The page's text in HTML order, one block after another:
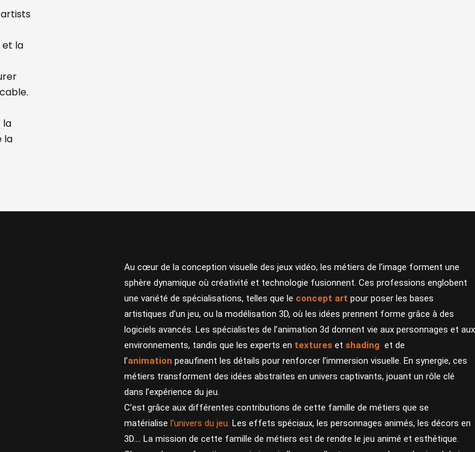
et la
la
la
Au cœur de la conception visuelle des jeux vidéo, les métiers de l’image forment une
sphère dynamique où créativité et technologie fusionnent. Ces professions englobent
une variété de spécialisations, telles que le concept art pour poser les bases
artistiques d’un jeu, ou la modélisation 3D, où les idées prennent forme grâce à des
logiciels avancés. Les spécialistes de l’animation 3d donnent vie aux personnages et aux
environnements, tandis que les experts en textures et shading et de
l’animation peaufinent les détails pour renforcer l’immersion visuelle. En synergie, ces
métiers transforment des idées abstraites en univers captivants, jouant un rôle clé
dans l’expérience du jeu.
C’est grâce aux différentes contributions de cette famille de métiers que se
matérialise l’univers du jeu. Les effets spéciaux, les personnages animés, les décors en
3D…. La mission de cette famille de métiers est de rendre le jeu animé et esthétique.